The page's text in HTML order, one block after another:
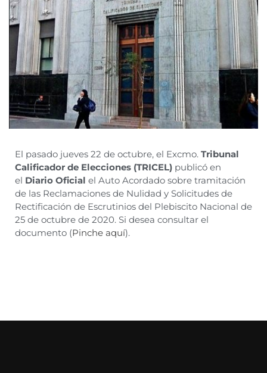
El pasado jueves 22 de octubre, el Excmo. Tribunal
Calificador de Elecciones (TRICEL) publicó en
el Diario Oficial el Auto Acordado sobre tramitación
de las Reclamaciones de Nulidad y Solicitudes de
Rectificación de Escrutinios del Plebiscito Nacional de
25 de octubre de 2020. Si desea consultar el
documento (Pinche aquí).